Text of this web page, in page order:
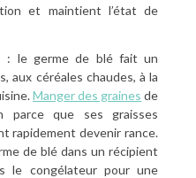
et maintient l’état de
: le germe de blé fait un
aux céréales chaudes, à la
Manger des graines de
parce que ses graisses
rapidement devenir rance.
de blé dans un récipient
le congélateur pour une